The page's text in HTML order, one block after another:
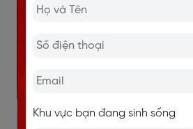
>> ĐĂNG KÝ CÁC KHOÁ HỌC
Khu vực bạn đang sinh sống